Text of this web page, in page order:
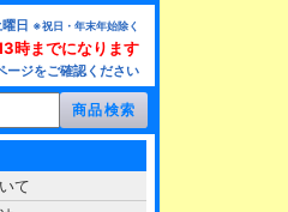
日 ※祝日・年末年始除く
時までになります
ージをご確認ください
て